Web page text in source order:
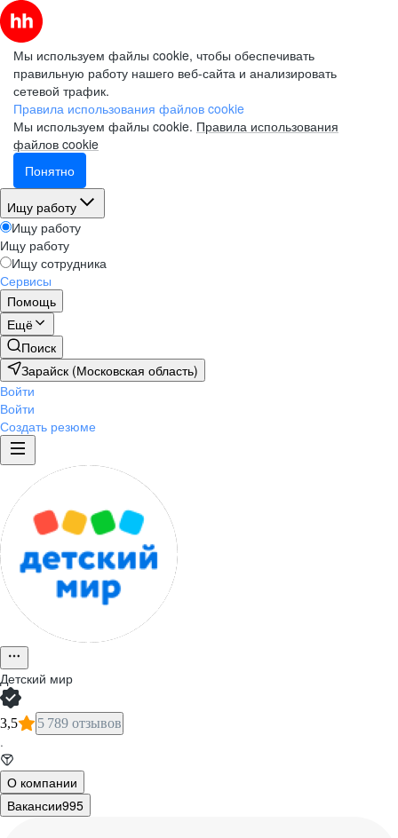
Мы используем файлы cookie, чтобы обеспечивать
правильную работу нашего веб-сайта и анализировать
сетевой трафик.
Правила использования файлов cookie
Мы используем файлы cookie. Правила использования
файлов cookie
Понятно
Ищу работу
Ищу работу
Ищу работу
Ищу сотрудника
Сервисы
Помощь
Ещё
Поиск
Зарайск (Московская область)
Войти
Войти
Создать резюме
Детский мир
3,5 5 789 отзывов
·
О компании
Вакансии995